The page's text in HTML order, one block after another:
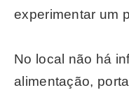
experimentar um
No local não há
alimentação,